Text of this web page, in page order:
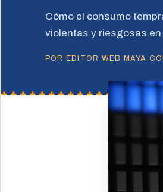
Cómo el consumo
violentas y riesgosas
POR EDITOR WEB MAYA